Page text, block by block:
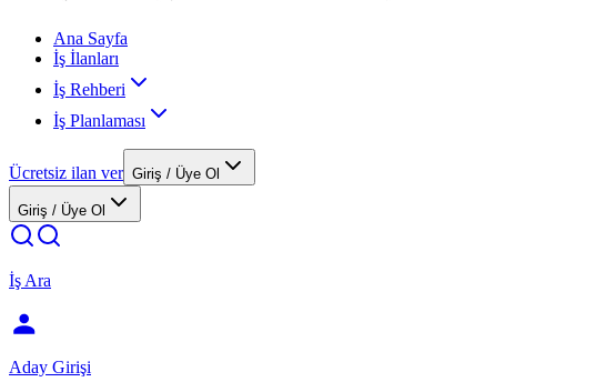
Ana Sayfa
İş İlanları
İş Rehberi
İş Planlaması
Ücretsiz ilan ver Giriş / Üye Ol
Giriş / Üye Ol
İş Ara
Aday Girişi